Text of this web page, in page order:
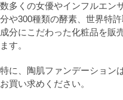
数多くの女優やインフルエン
分や300種類の酵素、世界特
成分にこだわった化粧品を販
ます。
特に、陶肌ファンデーション
お買い求めください。